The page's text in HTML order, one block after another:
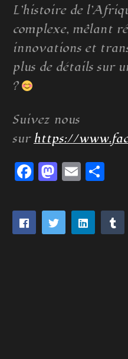
L’histoire de
complexe, mêlant
innovations et
plus de détails sur
?
Suivez nous
sur https://
Facebook
Email